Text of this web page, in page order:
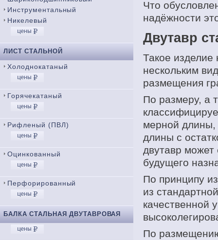
Инструментальный
Никелевый
ЛИСТ СТАЛЬНОЙ
Холоднокатаный
Горячекатаный
Рифленый (ПВЛ)
Оцинкованный
Перфорированный
БАЛКА СТАЛЬНАЯ ДВУТАВРОВАЯ
Что
надёжности
Двутавр
Такое изделие
нескольким
размещения
По размеру, а
мерной длины,
длины с
двутавр может
будущего
По принципу
из
качественной
По